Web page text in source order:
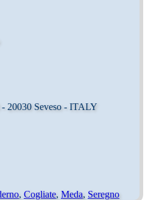
20030 Seveso - ITALY
, Cogliate, Meda, Seregno